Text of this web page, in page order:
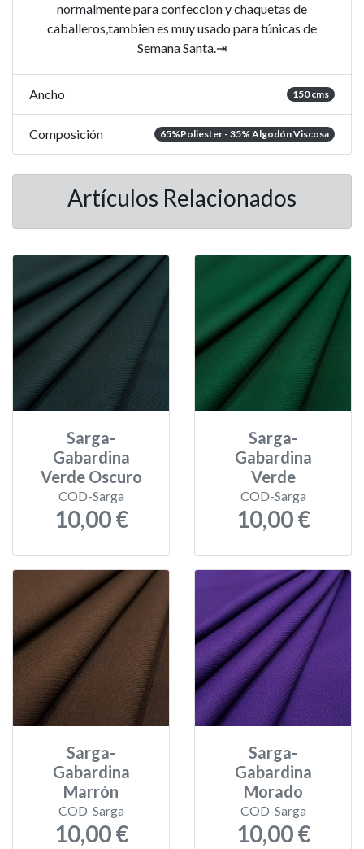
normalmente para confeccion y chaquetas de
caballeros,tambien es muy usado para túnicas de
Semana Santa.⇥
Ancho 150 cms
Composición 65%Poliester - 35% Algodón Viscosa
Artículos Relacionados
Sarga-
Gabardina
Verde Oscuro
COD-Sarga
10,00 €
Sarga-
Gabardina
Verde
COD-Sarga
10,00 €
Sarga-
Gabardina
Marrón
COD-Sarga
10,00 €
Sarga-
Gabardina
Morado
COD-Sarga
10,00 €